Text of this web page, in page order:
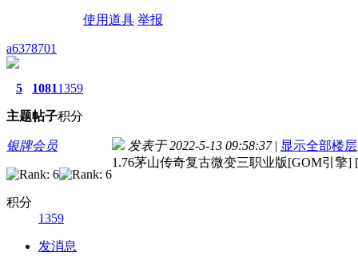
使用道具 举报
a6378701
5
主题
1081
帖子
1359
积分
银牌会员
积分
1359
发消息
发表于 2022-5-13 09:58:37 | 显示全部楼层
1.76茅山传奇复古微变三职业版[GOM引擎]